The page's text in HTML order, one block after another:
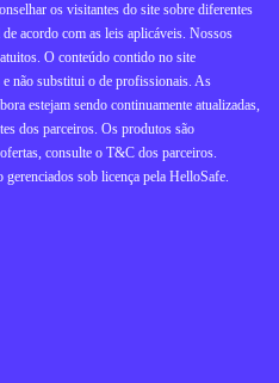
os visitantes do site sobre diferentes
acordo com as leis aplicáveis. Nossos
O conteúdo contido no site
não substitui o de profissionais. As
estejam sendo continuamente atualizadas,
dos parceiros. Os produtos são
consulte o T&C dos parceiros.
gerenciados sob licença pela HelloSafe.